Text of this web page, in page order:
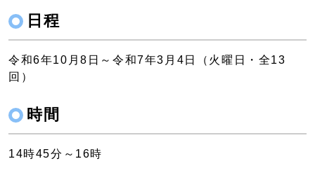
日程
令和6年10月8日～令和7年3月4日（火曜日・全13
回）
時間
14時45分～16時